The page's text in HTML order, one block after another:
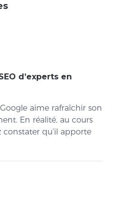
d’experts en
aime rafraîchir son
En réalité, au cours
constater qu’il apporte